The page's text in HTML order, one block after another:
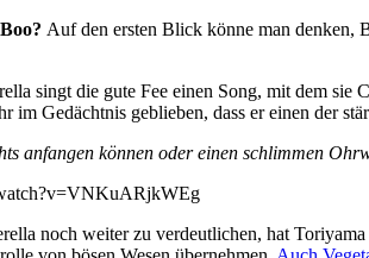
Auf den ersten Blick könne man denken,
singt die gute Fee einen Song, mit dem
im Gedächtnis geblieben, dass er einen der
anfangen können oder einen schlimmen
noch weiter zu verdeutlichen, hat